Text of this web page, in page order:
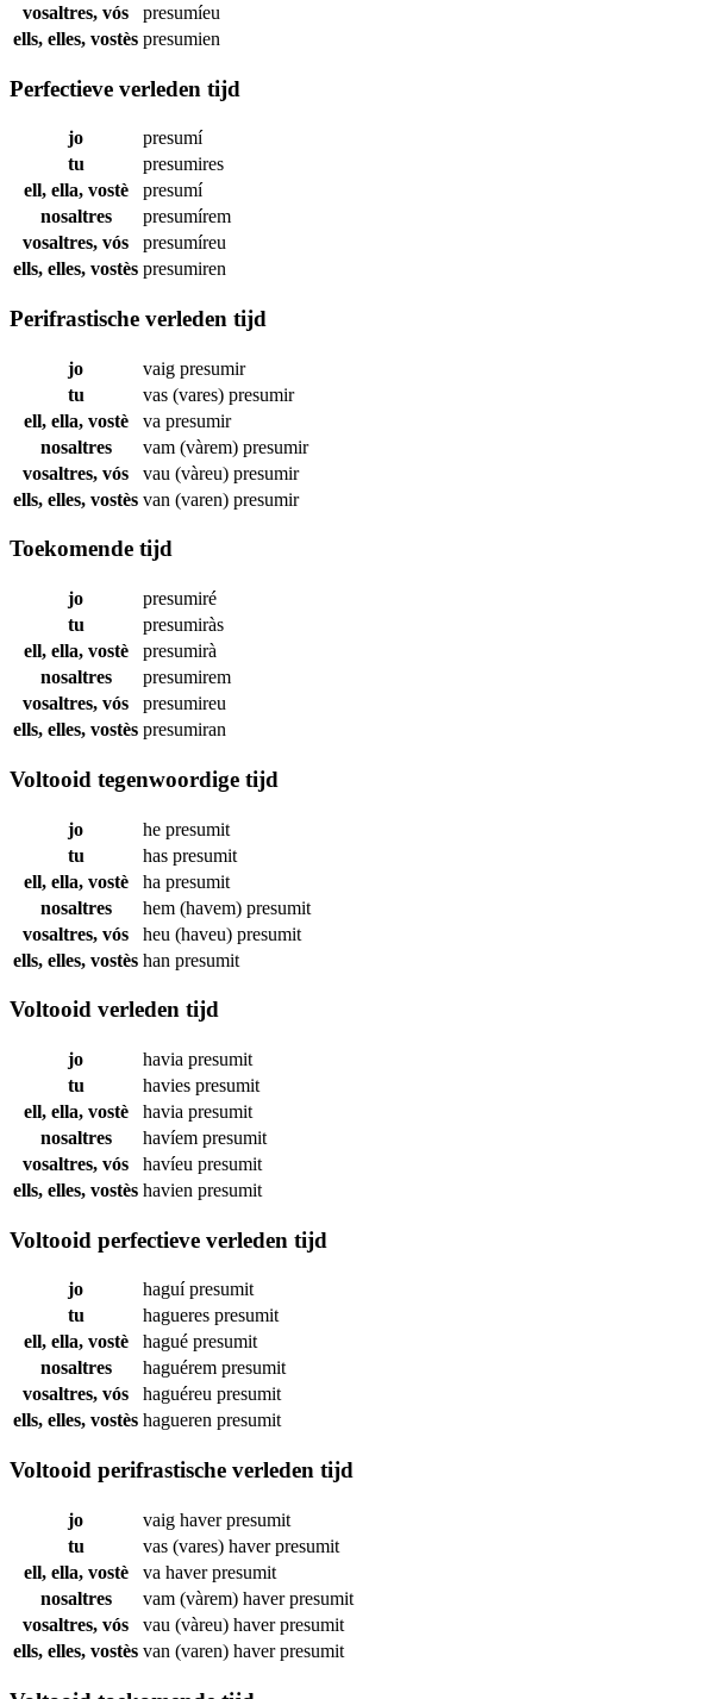
vosaltres, vós
presumíeu
ells, elles, vostès presumien
Perfectieve verleden tijd
jo
presumí
tu
presumires
ell, ella, vostè
presumí
nosaltres
presumírem
vosaltres, vós
presumíreu
ells, elles, vostès presumiren
Perifrastische verleden tijd
jo vaig presumir
tu
vas (vares) presumir
ell, ella, vostè
va presumir
nosaltres
vam (vàrem) presumir
vosaltres, vós
vau (vàreu) presumir
ells, elles, vostès van (varen) presumir
Toekomende tijd
jo
presumiré
tu
presumiràs
ell, ella, vostè
presumirà
nosaltres
presumirem
vosaltres, vós
presumireu
ells, elles, vostès presumiran
Voltooid tegenwoordige tijd
jo he presumit
tu
has presumit
ell, ella, vostè
ha presumit
nosaltres
hem (havem) presumit
vosaltres, vós
heu (haveu) presumit
ells, elles, vostès han presumit
Voltooid verleden tijd
jo havia presumit
tu
havies presumit
ell, ella, vostè
havia presumit
nosaltres
havíem presumit
vosaltres, vós
havíeu presumit
ells, elles, vostès havien presumit
Voltooid perfectieve verleden tijd
jo haguípresumit
tu
hagueres presumit
ell, ella, vostè
hagué presumit
nosaltres
haguérem presumit
vosaltres, vós
haguéreu presumit
ells, elles, vostès hagueren presumit
Voltooid perifrastische verleden tijd
jo vaig haverpresumit
tu
vas (vares) haverpresumit
ell, ella, vostè
va haverpresumit
nosaltres
vam (vàrem) haverpresumit
vosaltres, vós
vau (vàreu) haverpresumit
ells, elles, vostès van (varen) haverpresumit